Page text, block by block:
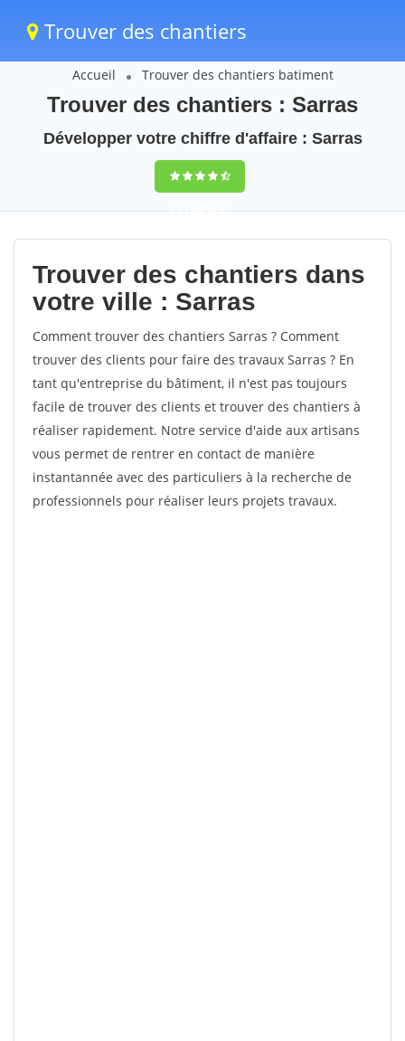
Trouver des chantiers
Accueil Trouver des chantiers batiment
Trouver des chantiers : Sarras
Développer votre chiffre d'affaire : Sarras
9,5(100%)47
votes
Trouver des chantiers dans
votre ville : Sarras
Comment trouver des chantiers Sarras ? Comment
trouver des clients pour faire des travaux Sarras ? En
tant qu'entreprise du bâtiment, il n'est pas toujours
facile de trouver des clients et trouver des chantiers à
réaliser rapidement. Notre service d'aide aux artisans
vous permet de rentrer en contact de manière
instantannée avec des particuliers à la recherche de
professionnels pour réaliser leurs projets travaux.